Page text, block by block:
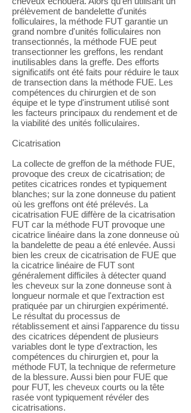
prélèvement de bandelette d'unités
folliculaires, la méthode FUT garantie un
grand nombre d'unités folliculaires non
transectionnés, la méthode FUE peut
transectionner les greffons, les rendant
inutilisables dans la greffe. Des efforts
significatifs ont été faits pour réduire le taux
de transection dans la méthode FUE. Les
compétences du chirurgien et de son
équipe et le type d'instrument utilisé sont
les facteurs principaux du rendement et de
la viabilité des unités folliculaires.
Cicatrisation
La collecte de greffon de la méthode FUE,
provoque des creux de cicatrisation; de
petites cicatrices rondes et typiquement
blanches; sur la zone donneuse du patient
où les greffons ont été prélevés. La
cicatrisation FUE diffère de la cicatrisation
FUT car la méthode FUT provoque une
cicatrice linéaire dans la zone donneuse où
la bandelette de peau a été enlevée. Aussi
bien les creux de cicatrisation de FUE que
la cicatrice linéaire de FUT sont
généralement difficiles à détecter quand
les cheveux sur la zone donneuse sont à
longueur normale et que l'extraction est
pratiquée par un chirurgien expérimenté.
Le résultat du processus de
rétablissement et ainsi l'apparence du tissu
des cicatrices dépendent de plusieurs
variables dont le type d'extraction, les
compétences du chirurgien et, pour la
méthode FUT, la technique de refermeture
de la blessure. Aussi bien pour FUE que
pour FUT, les cheveux courts ou la tête
rasée vont typiquement révéler des
cicatrisations.